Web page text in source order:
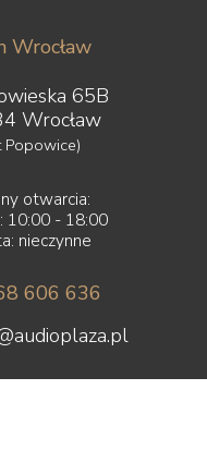
Wrocław
65B
Wrocław
Popowice)
otwarcia:
10:00 - 18:00
nieczynne
606 636